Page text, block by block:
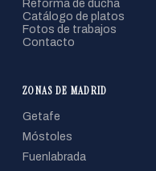
Reforma de ducha
Catálogo de platos
Fotos de trabajos
Contacto
ZONAS DE MADRID
Getafe
Móstoles
Fuenlabrada